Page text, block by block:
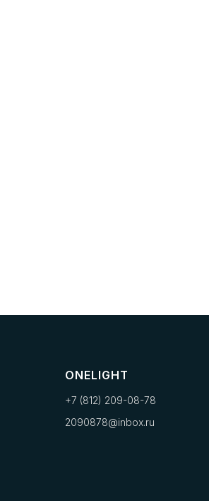
ONELIGHT
+7 (812) 209-08-78
2090878@inbox.ru